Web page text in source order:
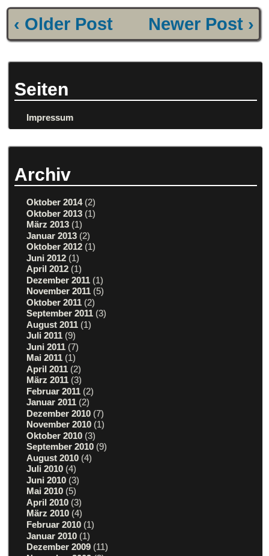
‹ Older Post Newer Post ›
Seiten
Impressum
Archiv
Oktober 2014(2)
Oktober 2013 (1)
März 2013 (1)
Januar 2013 (2)
Oktober 2012 (1)
Juni 2012 (1)
April 2012 (1)
Dezember 2011 (1)
November 2011 (5)
Oktober 2011 (2)
September 2011 (3)
August 2011 (1)
Juli 2011 (9)
Juni 2011 (7)
Mai 2011 (1)
April 2011 (2)
März 2011 (3)
Februar 2011 (2)
Januar 2011 (2)
Dezember 2010 (7)
November 2010 (1)
Oktober 2010 (3)
September 2010 (9)
August 2010 (4)
Juli 2010 (4)
Juni 2010 (3)
Mai 2010 (5)
April 2010 (3)
März 2010 (4)
Februar 2010 (1)
Januar 2010 (1)
Dezember 2009 (11)